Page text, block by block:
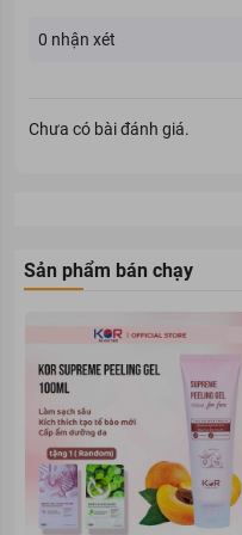
Kem dưỡng da vùng mắt
các nếp nhăn mắt, quầng
vượt trội được kiểm chứng
dùng.
Kem mắt RoC Eye Cream
một phái sinh của Vitamin
chuyển hóa tế bào, kích
săn chắc tầng collagen, rất
0 nhận xét
Chưa có bài đánh giá.
Sản phẩm bán chạy